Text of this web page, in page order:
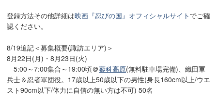
登録方法その他詳細は映画『忍びの国』オフィシャルサイト でご確
認ください。
8/19追記＜募集概要(諏訪エリア)＞
8月22日(月)・8月23日(火)
5:00～7:00集合～19:00頃＠蓼科高原(無料駐車場完備)、織田軍
兵士＆忍者軍団役。17歳以上50歳以下の男性(身長160cm以上/ウエ
スト90cm以下/体力に自信の無い方は不可) 50名